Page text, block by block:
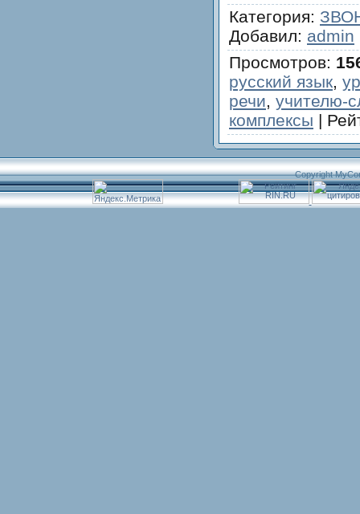
Категория:
Добавил: admin
Просмотров:
русский язык,
речи, учителю-
комплексы |
Copyright